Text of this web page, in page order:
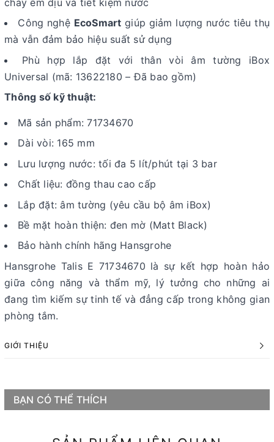
Công nghệ EcoSmart giúp giảm lượng nước tiêu thụ
mà vẫn đảm bảo hiệu suất sử dụng
Phù hợp lắp đặt với thân vòi âm tường iBox
Universal (mã: 13622180 – Đã bao gồm)
Thông số kỹ thuật:
Mã sản phẩm: 71734670
Dài vòi: 165 mm
Lưu lượng nước: tối đa 5 lít/phút tại 3 bar
Chất liệu: đồng thau cao cấp
Lắp đặt: âm tường (yêu cầu bộ âm iBox)
Bề mặt hoàn thiện: đen mờ (Matt Black)
Bảo hành chính hãng Hansgrohe
Hansgrohe Talis E 71734670 là sự kết hợp hoàn hảo
giữa công năng và thẩm mỹ, lý tưởng cho những ai
đang tìm kiếm sự tinh tế và đẳng cấp trong không gian
phòng tắm.
GIỚI THIỆU
BẠN CÓ THỂ THÍCH